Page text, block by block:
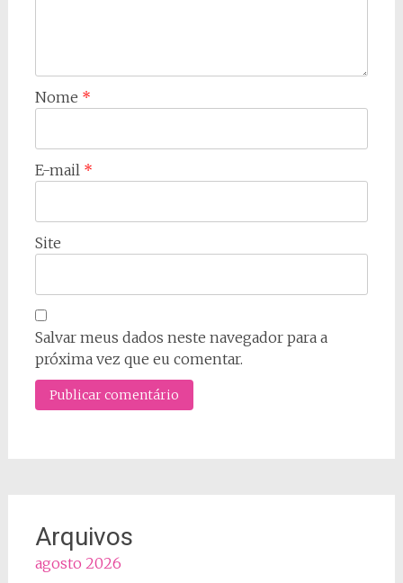
Nome *
E-mail *
Site
Salvar meus dados neste navegador para a
próxima vez que eu comentar.
Arquivos
agosto 2026